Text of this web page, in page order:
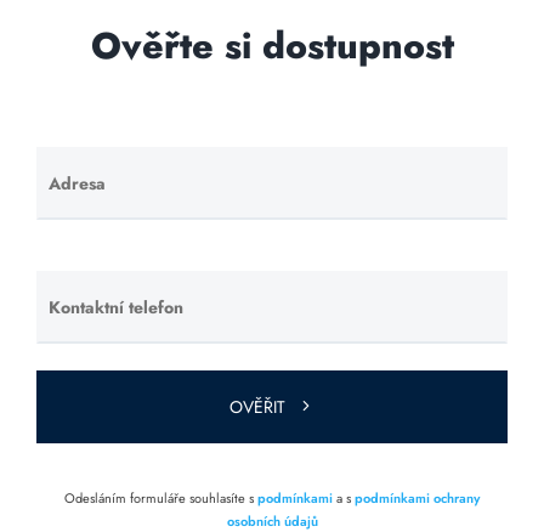
Ověřte si dostupnost
Adresa
Ponechte
toto pole
Kontaktní telefon
Ponechte
toto pole
prázdné.
OVĚŘIT
Odesláním formuláře souhlasíte spodmínkamia spodmínkami ochrany
osobních údajů